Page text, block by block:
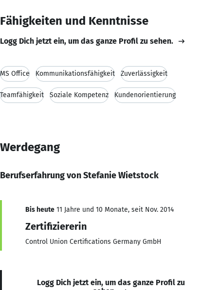
Fähigkeiten und Kenntnisse
Logg Dich jetzt ein, um das ganze Profil zu sehen.
MS Office Kommunikationsfähigkeit Zuverlässigkeit
Teamfähigkeit Soziale Kompetenz Kundenorientierung
Werdegang
Berufserfahrung von Stefanie Wietstock
Bis heute 11 Jahre und 10 Monate, seit Nov. 2014
Zertifiziererin
Control Union Certifications Germany GmbH
Logg Dich jetzt ein, um das ganze Profil zu